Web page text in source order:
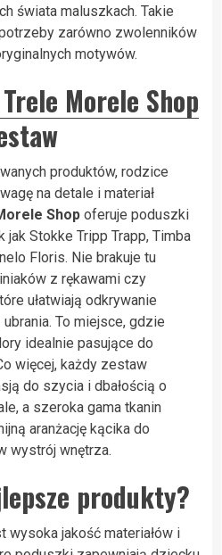
świata maluszkach. Takie
zarówno zwolenników
motywów.
Morele Shop
produktów, rodzice
na detale i materiał
Shop oferuje poduszki
jak Stokke Tripp Trapp, Timba
Floris. Nie brakuje tu
z rękawami czy
ułatwiają odkrywanie
To miejsce, gdzie
idealnie pasujące do
więcej, każdy zestaw
do szycia i dbałością o
a szeroka gama tkanin
aranżację kącika do
wystrój wnętrza.
produkty?
wysoka jakość materiałów i